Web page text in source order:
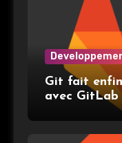
Git fait
avec GitLab